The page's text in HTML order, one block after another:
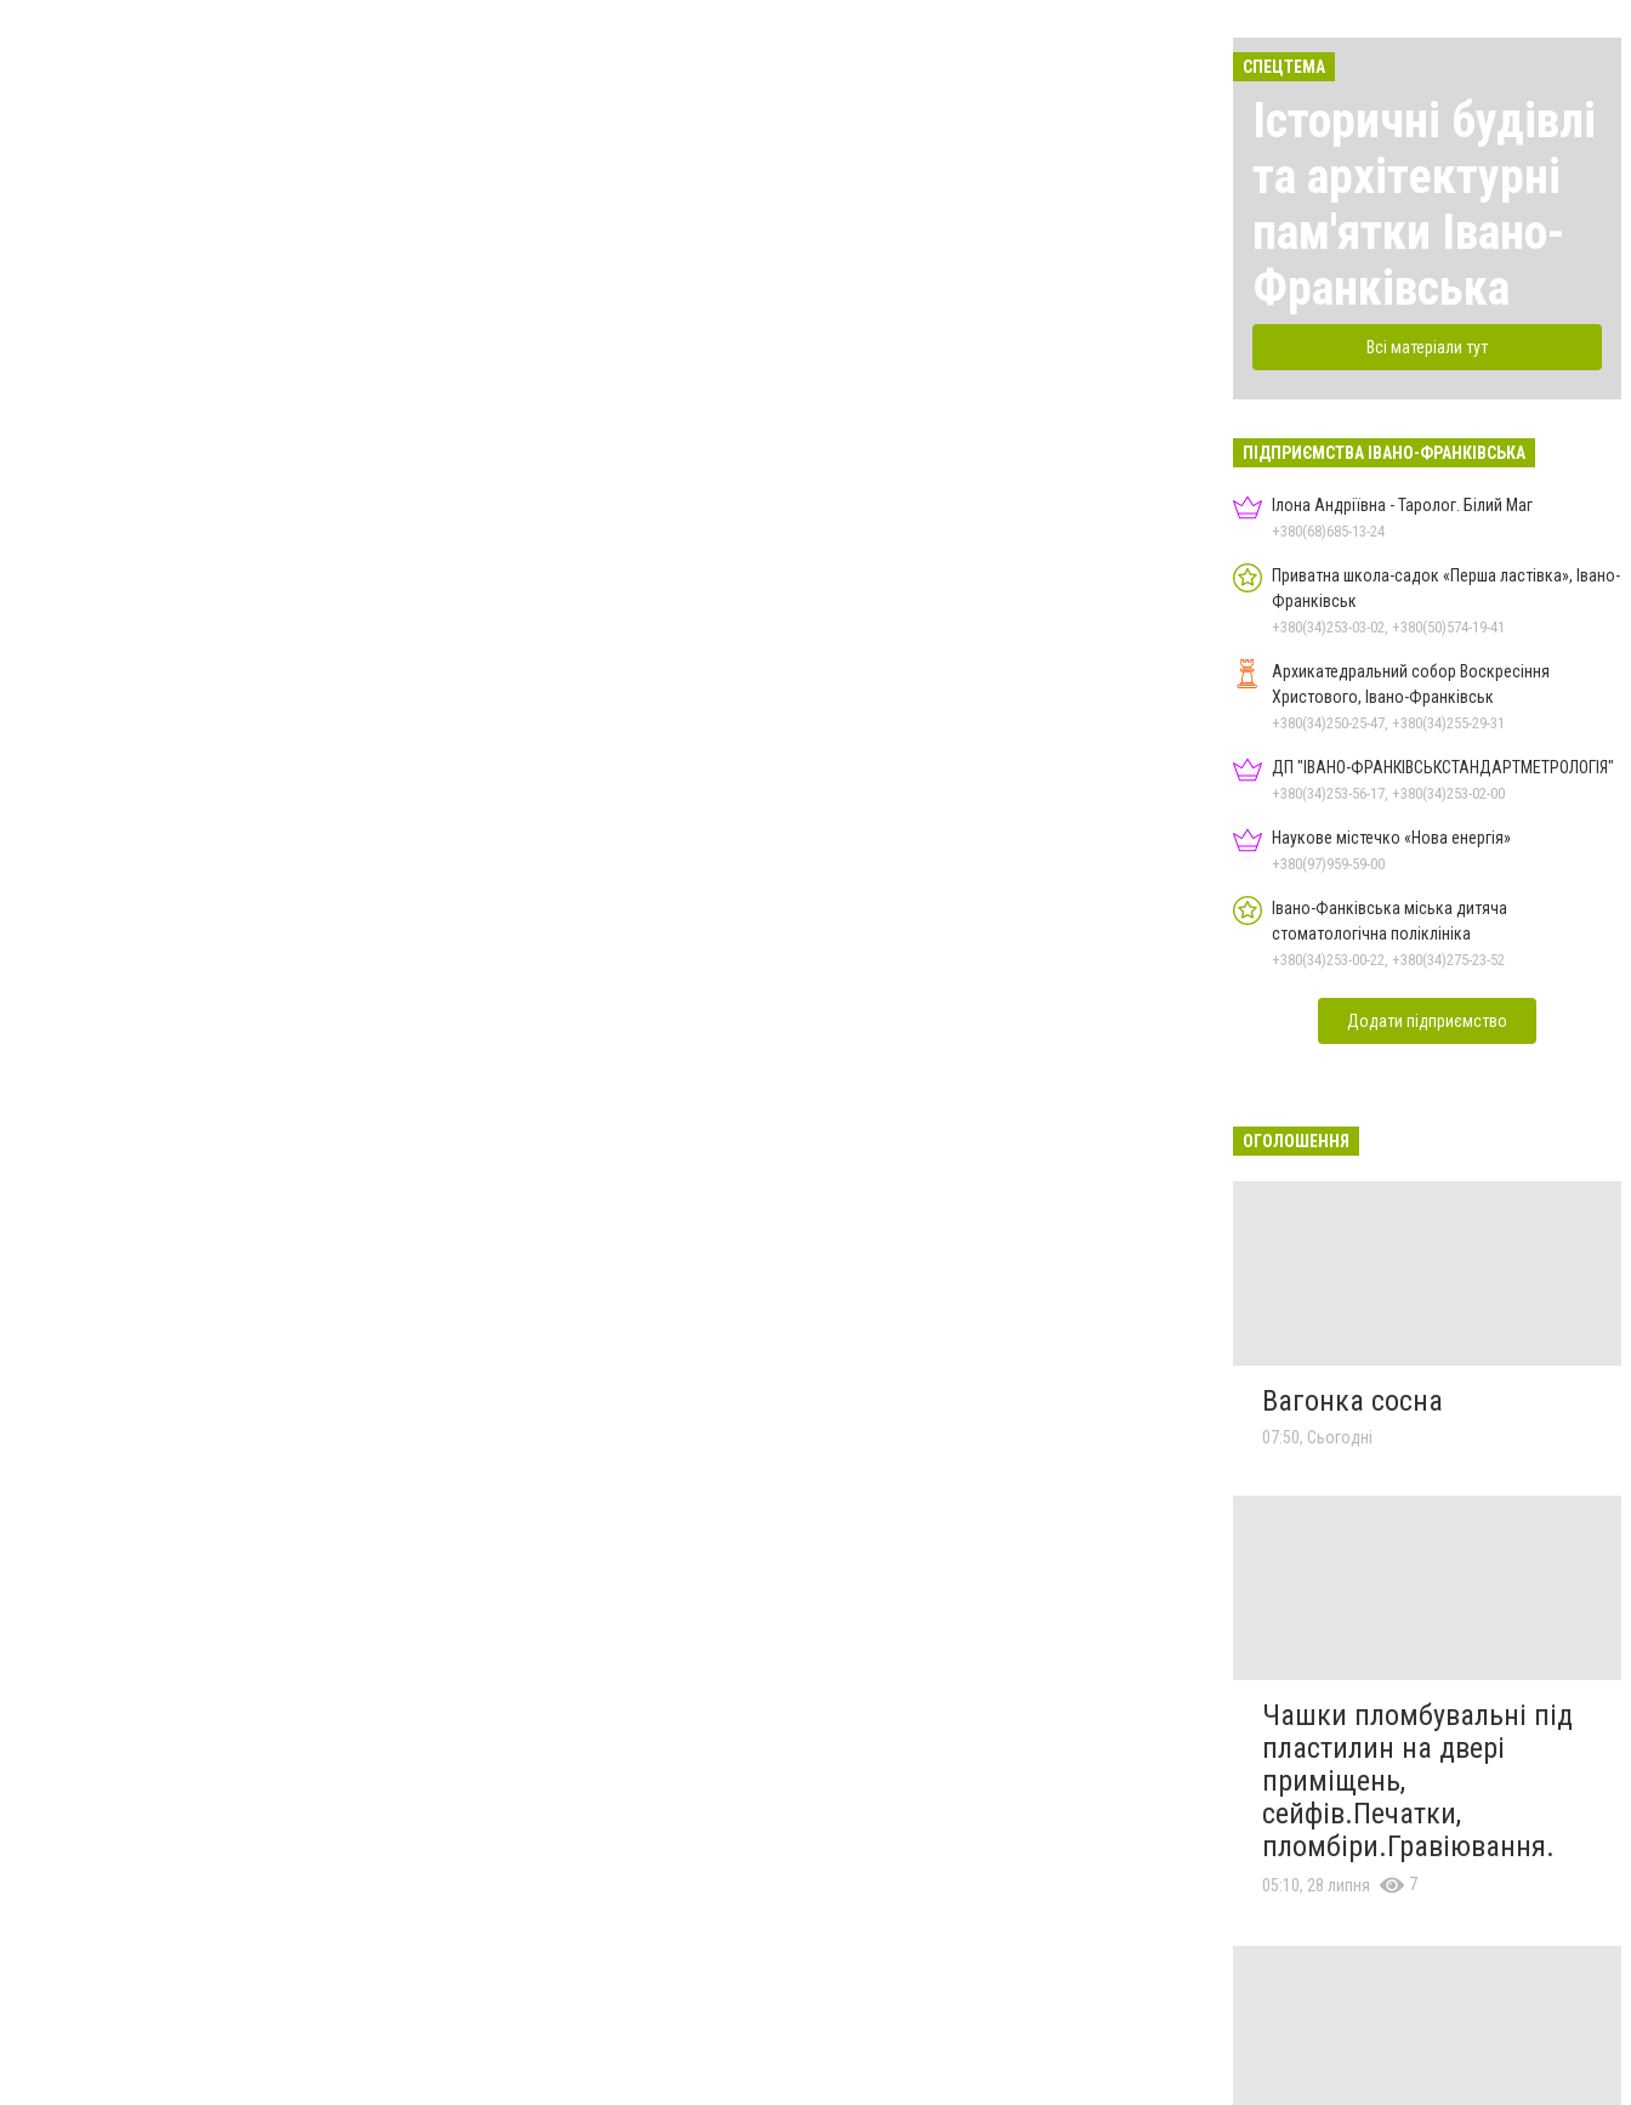
СПЕЦТЕМА
Історичні будівлі
та архітектурні
пам'ятки Івано-
Франківська
Всі матеріали тут
ПІДПРИЄМСТВА ІВАНО-ФРАНКІВСЬКА
Ілона Андріївна - Таролог. Білий Маг
+380(68)685-13-24
Приватна школа-садок «Перша ластівка», Івано-
Франківськ
+380(34)253-03-02, +380(50)574-19-41
Архикатедральний собор Воскресіння
Христового, Івано-Франківськ
+380(34)250-25-47, +380(34)255-29-31
ДП "ІВАНО-ФРАНКІВСЬК­СТАНДАРТ­МЕТРОЛОГІЯ"
+380(34)253-56-17, +380(34)253-02-00
Наукове містечко «Нова енергія»
+380(97)959-59-00
Івано-Фанківська міська дитяча
стоматологічна поліклініка
+380(34)253-00-22, +380(34)275-23-52
Додати підприємство
ОГОЛОШЕННЯ
Вагонка сосна
07:50, Сьогодні
Чашки пломбувальні під
пластилин на двері
приміщень,
сейфів.Печатки,
пломбіри.Гравіювання.
05:10, 28 липня 7